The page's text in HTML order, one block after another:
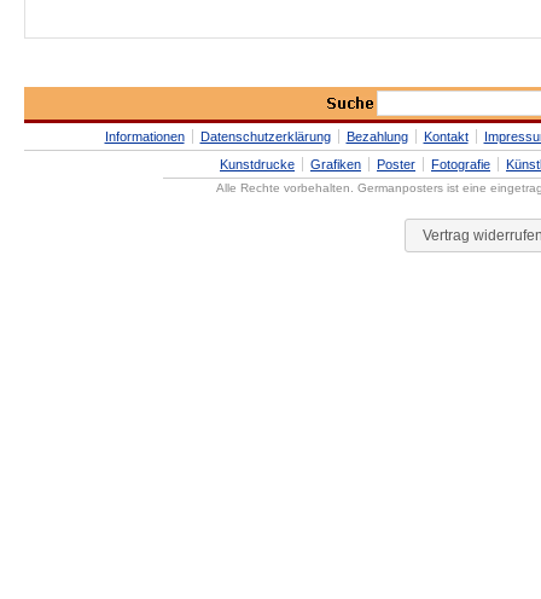
Informationen Datenschutzerklärung Bezahlung Kontakt
Kunstdrucke
Grafiken Poster Fotografie
Alle Rechte vorbehalten. Germanposters ist eine
Vertrag